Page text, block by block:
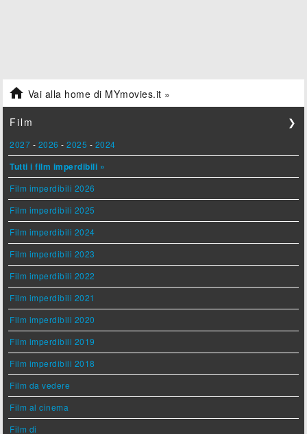
 Vai alla home di MYmovies.it »
Film ❯
2027 - 2026 -2025 - 2024
Tutti i film imperdibili »
Film imperdibili 2026
Film imperdibili 2025
Film imperdibili 2024
Film imperdibili 2023
Film imperdibili 2022
Film imperdibili 2021
Film imperdibili 2020
Film imperdibili 2019
Film imperdibili 2018
Film da vedere
Film al cinema
Film di